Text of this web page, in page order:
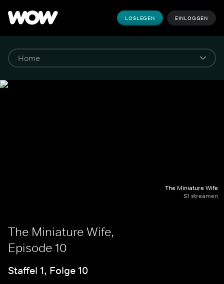
LOSLEGEN EINLOGGEN
The Miniature Wife
S1 streamen
The Miniature Wife,
Episode 10
Staffel 1, Folge 10